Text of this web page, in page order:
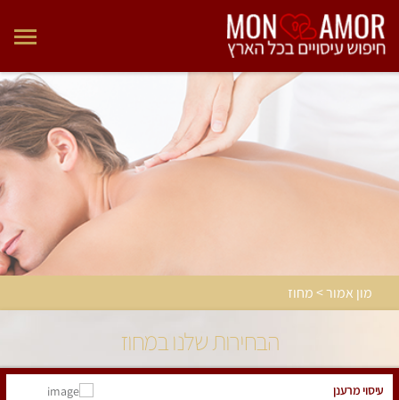
מון אמור > מחוז
הבחירות שלנו במחוז
עיסוי מרענן